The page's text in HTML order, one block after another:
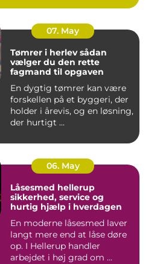
07. May
Tømrer i herlev sådan
vælger du den rette
fagmand til opgaven
En dygtig tømrer kan være
forskellen på et byggeri, der
holder i årevis, og en løsning,
der hurtigt ...
06. May
Låsesmed hellerup
sikkerhed, service og
hurtig hjælp i hverdagen
En moderne låsesmed laver
langt mere end at låse døre
op. I Hellerup handler
arbejdet i høj grad om ...